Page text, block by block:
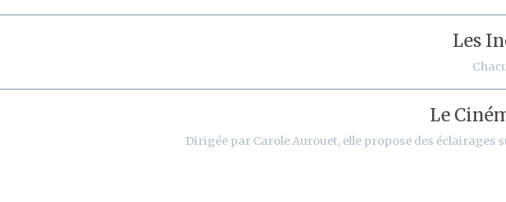
Les
Le
Dirigée par Carole Aurouet, elle propose des